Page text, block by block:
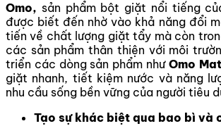
Omo, sản phẩm bột giặt nổi tiếng
được biết đến nhờ vào khả năng đổi
tiến về chất lượng giặt tẩy mà còn
các sản phẩm thân thiện với môi
triển các dòng sản phẩm như Omo
giặt nhanh, tiết kiệm nước và năng
nhu cầu sống bền vững của người tiêu
Tạo sự khác biệt qua bao bì và